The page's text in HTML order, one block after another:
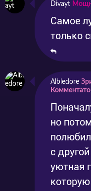
Divayt
Самое
только
Albledore
но
с
уютная